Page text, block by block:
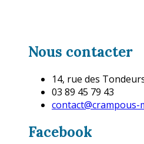
Nous contacter
14, rue des
03 89 45 79 43
contact@crampous-
Facebook